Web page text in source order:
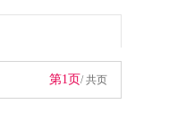
第1页/ 共页